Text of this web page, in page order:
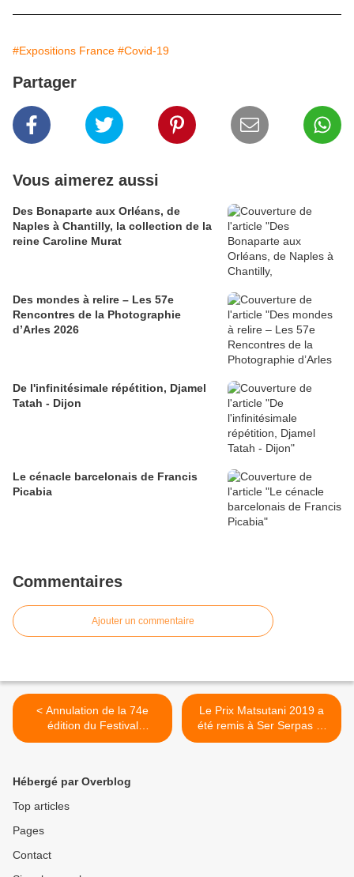
#Expositions France #Covid-19
Partager
Vous aimerez aussi
Des Bonaparte aux Orléans, de
Naples à Chantilly, la collection de la
reine Caroline Murat
Des mondes à relire – Les 57e
Rencontres de la Photographie
d’Arles 2026
​​​​​​​De l'infinitésimale répétition, Djamel
Tatah - Dijon
Le cénacle barcelonais de Francis
Picabia
Commentaires
Ajouter un commentaire
< Annulation de la 74e
édition du Festival
d’Avignon
Le Prix Matsutani 2019 a
été remis à Ser Serpas et
Nathanaëlle Herbelin >
Hébergé par Overblog
Top articles
Pages
Contact